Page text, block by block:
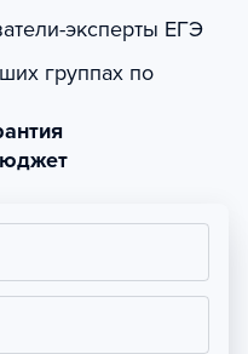
эксперты ЕГЭ
группах по